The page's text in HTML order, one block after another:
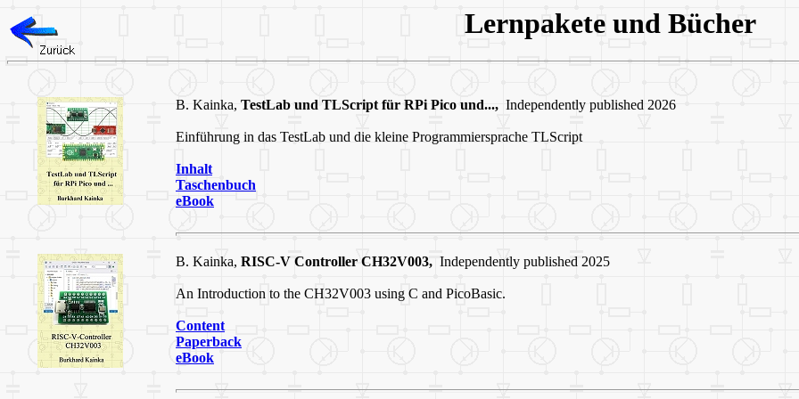
Lernpakete und
B. Kainka, TestLab und TLScript für RPi Pico und..., Independently published 2026
Einführung in das TestLab und die kleine Programmiersprache TLScript
Inhalt
Taschenbuch
eBook
B. Kainka, RISC-V Controller CH32V003, Independently published 2025
An Introduction to the CH32V003 using C and PicoBasic.
Content
Paperback
eBook